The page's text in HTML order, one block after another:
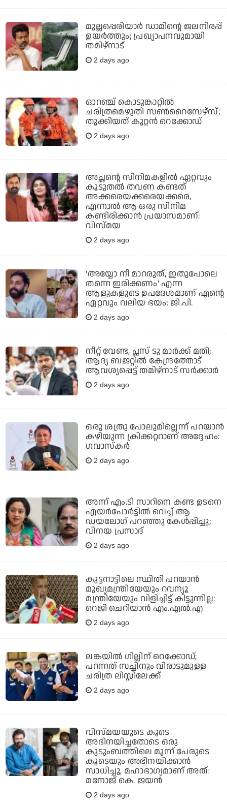
മുല്ലപ്പെരിയാര്‍ ഡാമിന്റെ ജലനിരപ്പ്
ഉയര്‍ത്തും; പ്രഖ്യാപനവുമായി
തമിഴ്‌നാട്
2 days ago
ഓറഞ്ച് കൊടുങ്കാറ്റില്‍
ചരിത്രമെഴുതി സണ്‍റൈസേഴ്സ്;
തൂക്കിയത് കൂറ്റന്‍ റെക്കോഡ്
2 days ago
അച്ഛന്റെ സിനിമകളില്‍ ഏറ്റവും
കൂടുതല്‍ തവണ കണ്ടത്
അക്കരെയക്കരെയക്കരെ,
എന്നാല്‍ ആ ഒരു സിനിമ
കണ്ടിരിക്കാന്‍ പ്രയാസമാണ്:
വിസ്മയ
2 days ago
'അയ്യോ നീ മാറരുത്, ഇതുപോലെ
തന്നെ ഇരിക്കണം' എന്ന
ആളുകളുടെ ഉപദേശമാണ് എന്റെ
ഏറ്റവും വലിയ ഭയം: ജി.പി.
2 days ago
നീറ്റ് വേണ്ട, പ്ലസ് ടു മാര്‍ക്ക് മതി;
ആദ്യ ബജറ്റില്‍ കേന്ദ്രത്തോട്
ആവശ്യപ്പെട്ട് തമിഴ്‌നാട് സര്‍ക്കാര്‍
2 days ago
ഒരു ശത്രു പോലുമില്ലെന്ന് പറയാന്‍
കഴിയുന്ന ക്രിക്കറ്ററാണ് അദ്ദേഹം:
ഗവാസ്‌കര്‍
2 days ago
അന്ന് എം.ടി സാറിനെ കണ്ട ഉടനെ
എയർപോർട്ടിൽ വെച്ച് ആ
ഡയലോഗ് പറഞ്ഞു കേൾപ്പിച്ചു;
വിനയ പ്രസാദ്
2 days ago
കുട്ടനാട്ടിലെ സ്ഥിതി പറയാന്‍
മുഖ്യമന്ത്രിയേയും റവന്യൂ
മന്ത്രിയേയും വിളിച്ചിട്ട് കിട്ടുന്നില്ല:
റെജി ചെറിയാന്‍ എം.എല്‍.എ
2 days ago
ലങ്കയില്‍ ഗില്ലിന് റെക്കോഡ്;
പറന്നത് സച്ചിനും വിരാടുമുള്ള
ചരിത്ര ലിസ്റ്റിലേക്ക്
2 days ago
വിസ്മയയുടെ കൂടെ
അഭിനയിച്ചതോടെ ഒരു
കുടുംബത്തിലെ മൂന്ന് പേരുടെ
കൂടെയും അഭിനയിക്കാന്‍
സാധിച്ചു, മഹാഭാഗ്യമാണ് അത്:
മനോജ് കെ. ജയന്‍
2 days ago